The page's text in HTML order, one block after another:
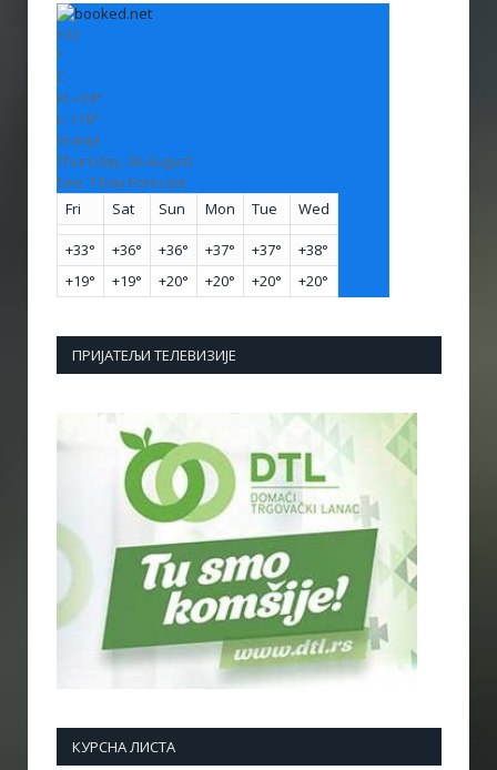
+32
°
C
H: +34°
L: +19°
Vranje
Thursday, 06 August
See 7-Day Forecast
Fri
Sat Sun Mon Tue Wed
+33° +36° +36° +37° +37° +38°
+19° +19° +20° +20° +20° +20°
ПРИЈАТЕЉИ ТЕЛЕВИЗИЈЕ
КУРСНА ЛИСТА